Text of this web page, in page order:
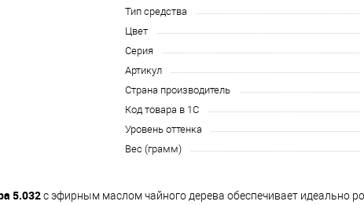
Тип средства
Цвет
Серия
Артикул
Страна производитель
Код товара в 1С
Уровень оттенка
Вес (грамм)
5.032с эфирным маслом чайного дерева обеспечивает идеально